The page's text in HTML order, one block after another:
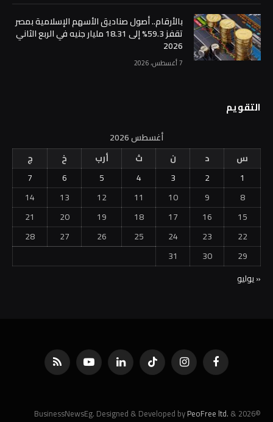
بالأرقام.. أصول صناديق الأسهم الإسلامية بمصر
تقفز 59.3% إلى 18.31 مليار جنيه في الربع الثاني
2026
7 أغسطس، 2026
التقويم
أغسطس 2026
س
د ن ث أرب خ
ج
1
2
3
4
5
6
7
8
9
10
11
12
13
14
15
16
17
18
19
20
21
22
23
24
25
26
27
28
29
30
31
« يوليو
فيسبوك الانستغرامتيكتوك لينكدإن يوتيوب RSS
©2026 BusinessNewsEg. Designed & Developed by
PeoFree ltd. &